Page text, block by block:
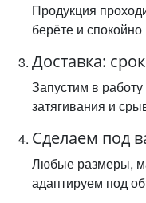
Продукция
берёте и спокойно
Доставка:
Запустим в
затягивания и
Сделаем под
Любые размеры,
адаптируем под